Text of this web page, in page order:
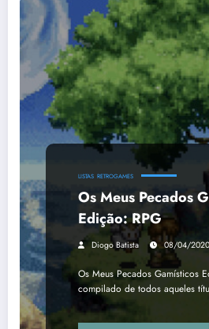
LISTAS RETROGAMES
Os Meus Pecados
Edição: RPG
Diogo Batista 08/04/2020
Os Meus Pecados Gamísticos
compilado de todos aqueles